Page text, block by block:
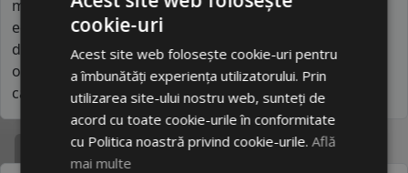
mare și prin colaborările cu producători auto pentru
echipare de prim montaj. Comparativ cu alte branduri
din listă, se apropie mai mult de segmentul mediu,
oferind performanțe superioare și standarde de
calitate ridicate.
Specificatii
cookie-uri
Acest site web folosește cookie-uri pentru
a îmbunătăți experiența utilizatorului. Prin
utilizarea site-ului nostru web, sunteți de
acord cu toate cookie-urile în conformitate
cu Politica noastră privind cookie-urile.Află
mai multe